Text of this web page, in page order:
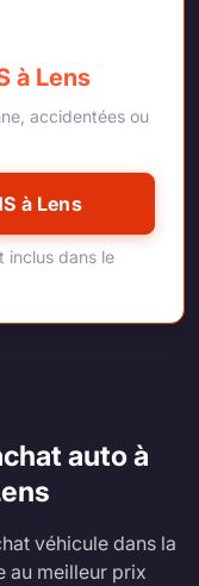
à Lens
accidentées ou
à Lens
inclus dans le
auto à
véhicule dans la
au meilleur prix